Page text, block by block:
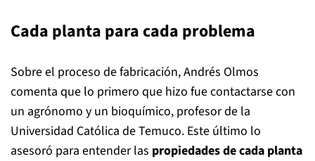
Cada planta para cada problema
Sobre el proceso de fabricación, Andrés Olmos
comenta que lo primero que hizo fue contactarse con
un agrónomo y un bioquímico, profesor de la
Universidad Católica de Temuco. Este último lo
asesoró para entender las propiedades de cada planta